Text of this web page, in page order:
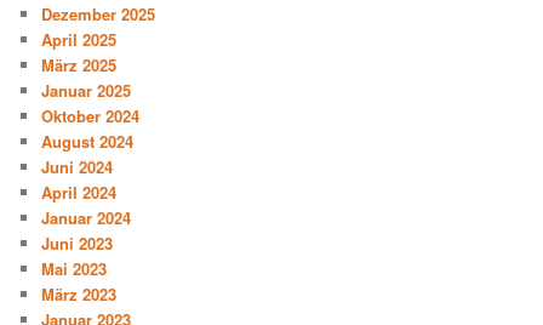
Dezember 2025
April 2025
März 2025
Januar 2025
Oktober 2024
August 2024
Juni 2024
April 2024
Januar 2024
Juni 2023
Mai 2023
März 2023
Januar 2023